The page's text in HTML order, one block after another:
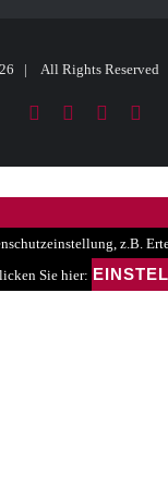
| All Rights Reserved
FacebookLinkedIn
PayPal
z.B.
Sie hier: